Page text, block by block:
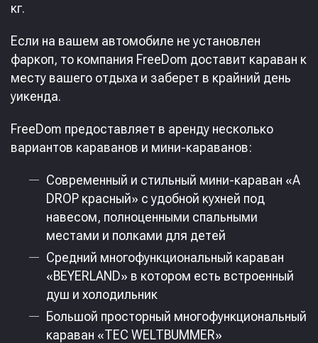
кг.
Если на вашем автомобиле не установлен
фаркоп, то компания FreeDom доставит караван к
месту вашего отдыха и заберет в крайний день
уикенда.
FreeDom предоставляет в аренду несколько
вариантов караванов и мини-караванов:
Современный и стильный мини-караван «A
DROP красный» c удобной кухней под
навесом, полноценными спальными
местами и полками для детей
Средний многофункциональный караван
«BEYERLAND» в котором есть встроенный
душ и холодильник
Большой просторный многофункциональный
караван «TEC WELTBUMMER»